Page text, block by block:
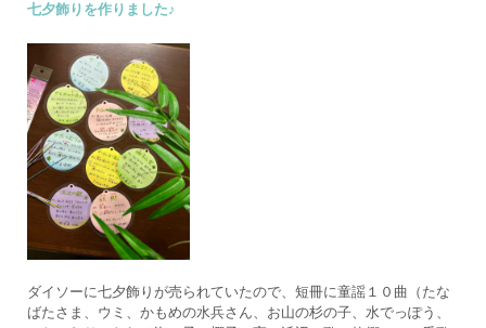
七夕飾りを作りました♪
ダイソーに七夕飾りが売られていたので、短冊に童謡１０曲（たな
ばたさま、ウミ、かもめの水兵さん、お山の杉の子、水でっぽう、